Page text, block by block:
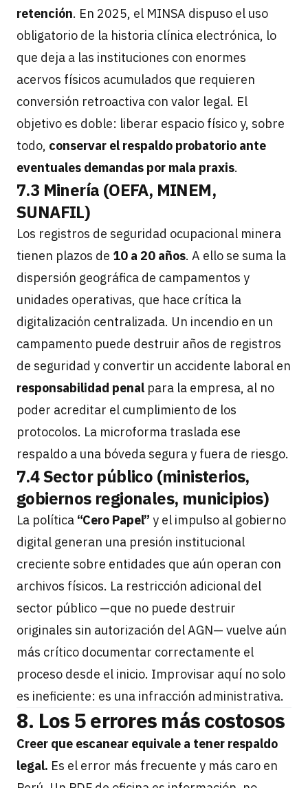
retención. En 2025, el MINSA dispuso el uso
obligatorio de la historia clínica electrónica, lo
que deja a las instituciones con enormes
acervos físicos acumulados que requieren
conversión retroactiva con valor legal. El
objetivo es doble: liberar espacio físico y, sobre
todo, conservar el respaldo probatorio ante
eventuales demandas por mala praxis.
7.3 Minería (OEFA, MINEM,
SUNAFIL)
Los registros de seguridad ocupacional minera
tienen plazos de 10 a 20 años. A ello se suma la
dispersión geográfica de campamentos y
unidades operativas, que hace crítica la
digitalización centralizada. Un incendio en un
campamento puede destruir años de registros
de seguridad y convertir un accidente laboral en
responsabilidad penal para la empresa, al no
poder acreditar el cumplimiento de los
protocolos. La microforma traslada ese
respaldo a una bóveda segura y fuera de riesgo.
7.4 Sector público (ministerios,
gobiernos regionales, municipios)
La política “Cero Papel” y el impulso al gobierno
digital generan una presión institucional
creciente sobre entidades que aún operan con
archivos físicos. La restricción adicional del
sector público —que no puede destruir
originales sin autorización del AGN— vuelve aún
más crítico documentar correctamente el
proceso desde el inicio. Improvisar aquí no solo
es ineficiente: es una infracción administrativa.
8. Los 5 errores más costosos
Creer que escanear equivale a tener respaldo
legal. Es el error más frecuente y más caro en